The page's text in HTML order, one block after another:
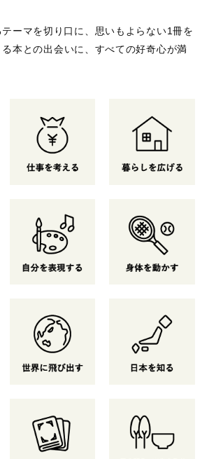
ーマを切り口に、思いもよらない1冊を
本との出会いに、すべての好奇心が満